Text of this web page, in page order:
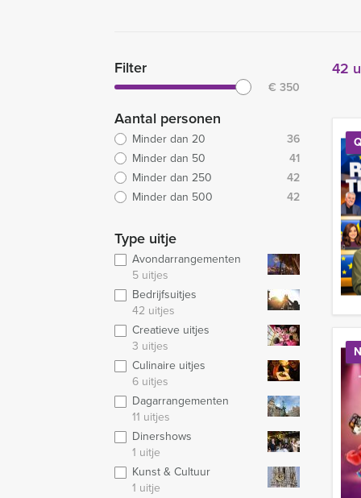
Filter
€ 350
Aantal personen
Minder dan 20
36
Minder dan 50
41
Minder dan 250
42
Minder dan 500
42
Type uitje
Avondarrangementen
5 uitjes
Bedrijfsuitjes
42 uitjes
Creatieve uitjes
3 uitjes
Culinaire uitjes
6 uitjes
Dagarrangementen
11 uitjes
Dinershows
1 uitje
Kunst & Cultuur
1 uitje
42